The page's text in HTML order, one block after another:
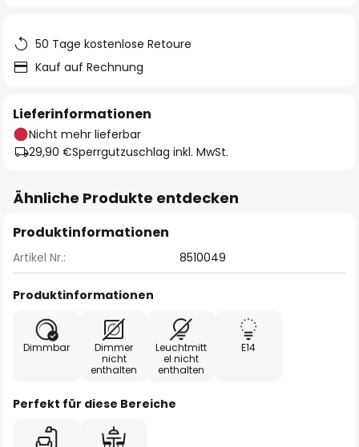
50 Tage kostenlose Retoure
Kauf auf Rechnung
Lieferinformationen
Nicht mehr lieferbar
29,90 €Sperrgutzuschlag inkl. MwSt.
Ähnliche Produkte entdecken
Produktinformationen
Artikel Nr.: 8510049
Produktinformationen
Dimmbar
Dimmer
nicht
enthalten
Leuchtmitt
el nicht
enthalten
E14
Perfekt für diese Bereiche